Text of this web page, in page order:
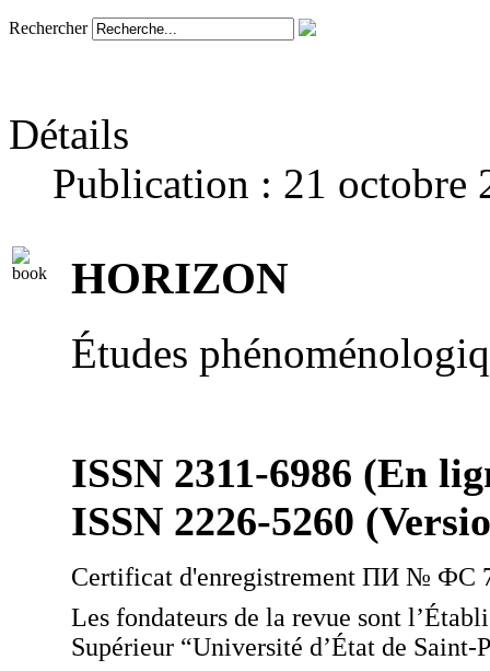
Rechercher
Détails
Publication : 21 octobre
HORIZON
Études
ISSN 2311-6986 (En
ISSN 2226-5260
Certificat d'enregistrement ПИ № ФС
Les fondateurs de la revue sont
Supérieur “Université d’État de